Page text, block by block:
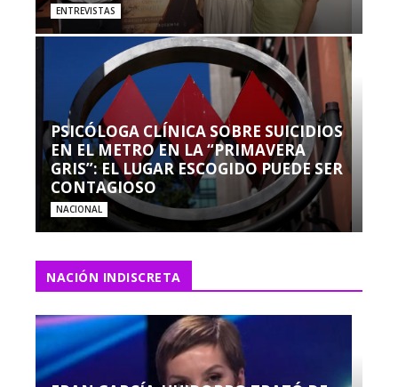
ENTREVISTAS
PSICÓLOGA CLÍNICA SOBRE SUICIDIOS
EN EL METRO EN LA “PRIMAVERA
GRIS”: EL LUGAR ESCOGIDO PUEDE SER
CONTAGIOSO
NACIONAL
NACIÓN INDISCRETA